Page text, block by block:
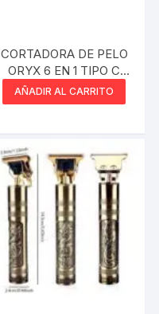
CORTADORA DE PELO
ORYX 6 EN 1 TIPO C
INALAMBRICA VARIOS
COLORES
AÑADIR AL CARRITO